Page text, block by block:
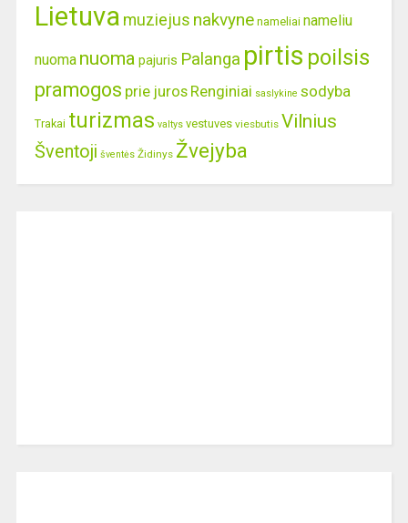
Lietuva muziejus nakvyne nameliai nameliu
nuoma nuoma pajuris Palanga pirtis poilsis
pramogos prie juros Renginiai saslykine sodyba
Trakai turizmas valtys vestuves viesbutis Vilnius
Šventoji šventės Židinys Žvejyba